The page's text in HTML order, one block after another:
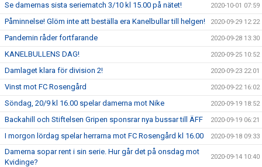
Se damernas sista seriematch 3/10 kl 15.00 på nätet! 2020-10-01 07:59
Påminnelse! Glöm inte att beställa era Kanelbullar till helgen! 2020-09-29 12:22
Pandemin råder fortfarande 2020-09-28 13:30
KANELBULLENS DAG! 2020-09-25 10:52
Damlaget klara för division 2! 2020-09-23 22:01
Vinst mot FC Rosengård 2020-09-22 16:02
Söndag, 20/9 kl 16.00 spelar damerna mot Nike 2020-09-19 18:52
Backahill och Stiftelsen Gripen sponsrar nya bussar till ÄFF 2020-09-19 06:21
I morgon lördag spelar herrarna mot FC Rosengård kl 16.00 2020-09-18 09:33
Damerna sopar rent i sin serie. Hur går det på onsdag mot
Kvidinge?
2020-09-14 10:40